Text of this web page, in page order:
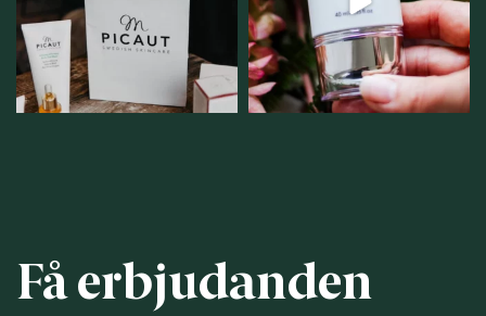
personlig handel i
12 0
12 1
Få erbjudanden